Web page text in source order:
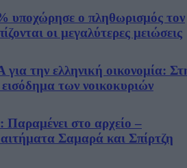
ο πληθωρισμός τον
οι μεγαλύτερες μειώσεις
την ελληνική οικονομία:
των νοικοκυριών
στο αρχείο –
Σαμαρά και Σπίρτζη